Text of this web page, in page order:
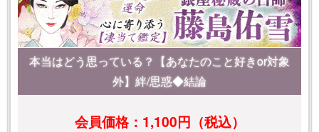
本当はどう思っている？【あなたのこと好きor対象
外】絆/思惑◆結論
会員価格：1,100円（税込）